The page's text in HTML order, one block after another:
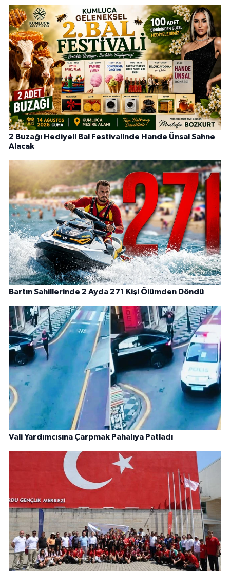
2 Buzağı Hediyeli Bal Festivalinde Hande Ünsal Sahne
Alacak
Bartın Sahillerinde 2 Ayda 271 Kişi Ölümden Döndü
Vali Yardımcısına Çarpmak Pahalıya Patladı